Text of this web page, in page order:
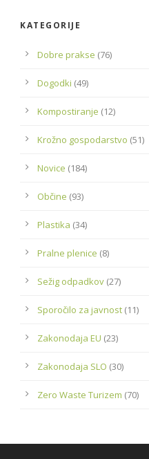
KATEGORIJE
Dobre prakse (76)
Dogodki (49)
Kompostiranje (12)
Krožno gospodarstvo (51)
Novice (184)
Občine (93)
Plastika (34)
Pralne plenice (8)
Sežig odpadkov (27)
Sporočilo za javnost (11)
Zakonodaja EU (23)
Zakonodaja SLO (30)
Zero Waste Turizem (70)